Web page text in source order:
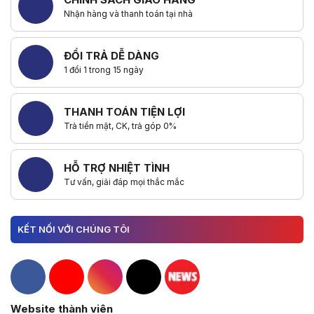
Nhận hàng và thanh toán tại nhà
ĐỔI TRẢ DỄ DÀNG
1 đổi 1 trong 15 ngày
THANH TOÁN TIỆN LỢI
Trả tiền mặt, CK, trả góp 0%
HỖ TRỢ NHIỆT TÌNH
Tư vấn, giải đáp mọi thắc mắc
KẾT NỐI VỚI CHÚNG TÔI
Hacom Facebook
Hacom YouTube
Hacom Instagram
Hacom TikTok
Website thành viên